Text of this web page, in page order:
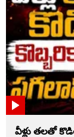
వీళ్లు తలతో